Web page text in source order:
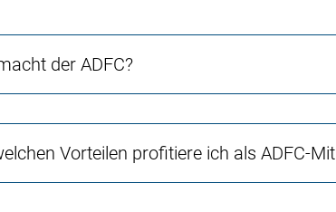
der ADFC?
Vorteilen profitiere ich als ADFC-